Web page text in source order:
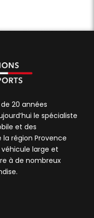
20 années
le spécialiste
et des
région Provence
véhicule large et
à de nombreux